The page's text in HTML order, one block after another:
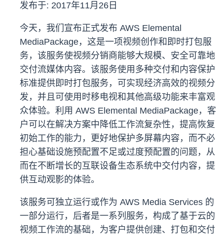
发布于: 2017年11月26日
今天，我们宣布正式发布 AWS Elemental
MediaPackage，这是一项视频创作和即时打包服
务，该服务使视频分销商能够大规模、安全可靠地
交付流媒体内容。该服务使用多种交付和内容保护
标准提供即时打包服务，可实现经济高效的视频分
发，并且可使用时移电视和其他高级功能来丰富观
众体验。利用 AWS Elemental MediaPackage，客
户可以在解决方案中降低工作流复杂性，提高恢复
初始工作的能力，更好地保护多屏幕内容，而不必
担心基础设施预配置不足或过度预配置的问题，从
而在不断增长的互联设备生态系统中交付内容，提
供互动观影的体验。
该服务可独立运行或作为 AWS Media Services 的
一部分运行，后者是一系列服务，构成了基于云的
视频工作流的基础，为客户提供创建、打包和交付